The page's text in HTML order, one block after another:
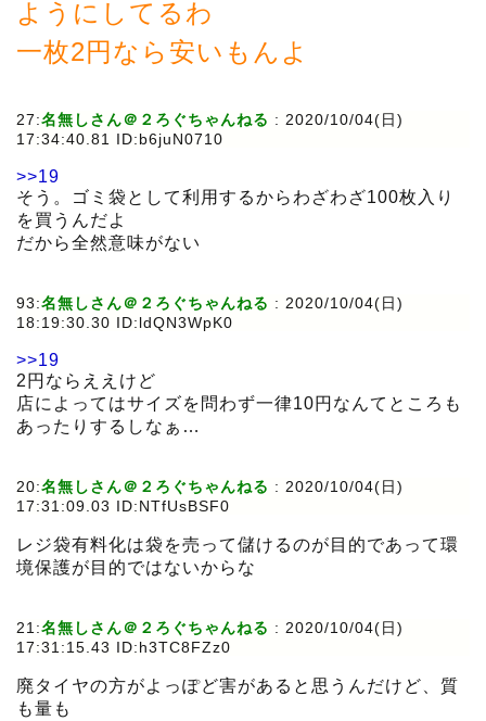
ようにしてるわ
一枚2円なら安いもんよ
27:名無しさん＠２ろぐちゃんねる : 2020/10/04(日)
17:34:40.81 ID:b6juN0710
>>19
そう。ゴミ袋として利用するからわざわざ100枚入り
を買うんだよ
だから全然意味がない
93:名無しさん＠２ろぐちゃんねる : 2020/10/04(日)
18:19:30.30 ID:ldQN3WpK0
>>19
2円ならええけど
店によってはサイズを問わず一律10円なんてところも
あったりするしなぁ…
20:名無しさん＠２ろぐちゃんねる : 2020/10/04(日)
17:31:09.03 ID:NTfUsBSF0
レジ袋有料化は袋を売って儲けるのが目的であって環
境保護が目的ではないからな
21:名無しさん＠２ろぐちゃんねる : 2020/10/04(日)
17:31:15.43 ID:h3TC8FZz0
廃タイヤの方がよっぽど害があると思うんだけど、質
も量も